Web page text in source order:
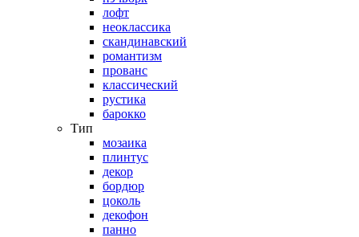
лофт
неоклассика
скандинавский
романтизм
прованс
классический
рустика
барокко
Тип
мозаика
плинтус
декор
бордюр
цоколь
декофон
панно